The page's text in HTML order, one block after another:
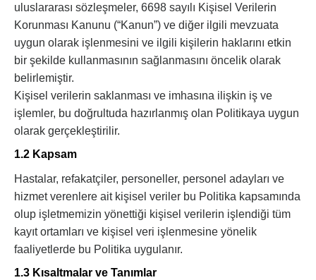
uluslararası sözleşmeler, 6698 sayılı Kişisel Verilerin
Korunması Kanunu (“Kanun”) ve diğer ilgili mevzuata
uygun olarak işlenmesini ve ilgili kişilerin haklarını etkin
bir şekilde kullanmasının sağlanmasını öncelik olarak
belirlemiştir.
Kişisel verilerin saklanması ve imhasına ilişkin iş ve
işlemler, bu doğrultuda hazırlanmış olan Politikaya uygun
olarak gerçekleştirilir.
1.2 Kapsam
Hastalar, refakatçiler, personeller, personel adayları ve
hizmet verenlere ait kişisel veriler bu Politika kapsamında
olup işletmemizin yönettiği kişisel verilerin işlendiği tüm
kayıt ortamları ve kişisel veri işlenmesine yönelik
faaliyetlerde bu Politika uygulanır.
1.3 Kısaltmalar ve Tanımlar